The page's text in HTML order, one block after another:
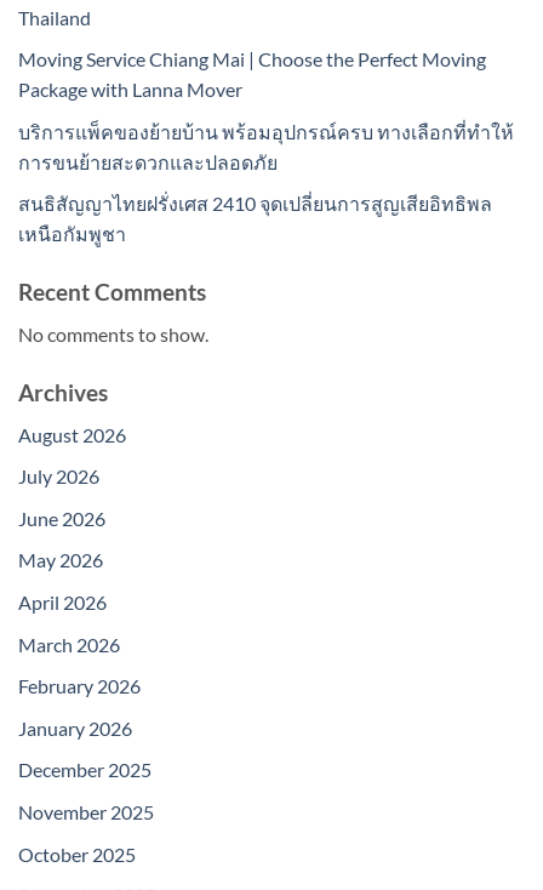
Thailand
Moving Service Chiang Mai | Choose the Perfect Moving
Package with Lanna Mover
บริการแพ็คของย้ายบ้าน พร้อมอุปกรณ์ครบ ทางเลือกที่ทำให้
การขนย้ายสะดวกและปลอดภัย
สนธิสัญญาไทยฝรั่งเศส 2410 จุดเปลี่ยนการสูญเสียอิทธิพล
เหนือกัมพูชา
Recent Comments
No comments to show.
Archives
August 2026
July 2026
June 2026
May 2026
April 2026
March 2026
February 2026
January 2026
December 2025
November 2025
October 2025